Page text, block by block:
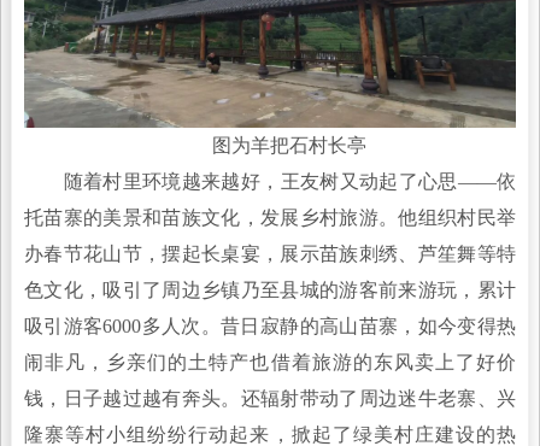
图为羊把石村长亭
随着村里环境越来越好，王友树又动起了心思——依
托苗寨的美景和苗族文化，发展乡村旅游。他组织村民举
办春节花山节，摆起长桌宴，展示苗族刺绣、芦笙舞等特
色文化，吸引了周边乡镇乃至县城的游客前来游玩，累计
吸引游客6000多人次。昔日寂静的高山苗寨，如今变得热
闹非凡，乡亲们的土特产也借着旅游的东风卖上了好价
钱，日子越过越有奔头。还辐射带动了周边迷牛老寨、兴
隆寨等村小组纷纷行动起来，掀起了绿美村庄建设的热